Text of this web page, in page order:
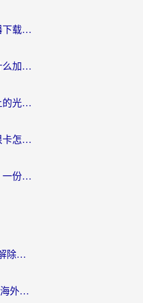
海外崩坏：星穹铁道加速器下载安装：一份给游子的终极网络指南
境外玩航海王热血航线用什么加速器？2026海外玩家实测最优方案（附欧洲问道堡垒前线加速技巧）
在异国他乡，寻找连接故土的光明大陆免费加速器
在海外玩坦克世界闪击战很卡怎么办？老玩家亲测有效的加速器选择指南
欧洲怎么玩新诛仙不卡顿？一份给海外游子的国服游戏畅玩指南
优酷手机app地域限制怎么解除？海外党亲测有效的追剧方案
全民K歌国外如何听原唱？海外党亲测有效的回国加速器选择指南